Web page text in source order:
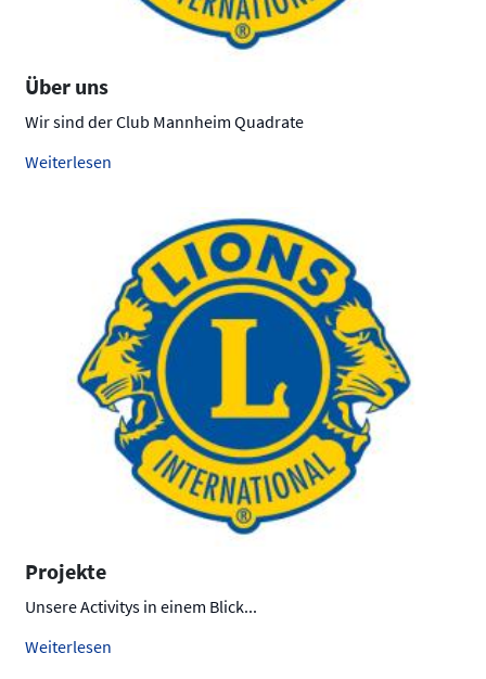
Über uns
Wir sind der Club Mannheim Quadrate
Weiterlesen
Projekte
Unsere Activitys in einem Blick...
Weiterlesen